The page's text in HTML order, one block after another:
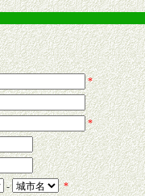
配送服务。
软硬性平面广告、电台广
*
*
- *